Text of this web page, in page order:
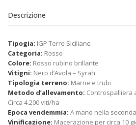
Descrizione
Tipogia: IGP Terre Siciliane
Categoria: Rosso
Colore: Rosso rubino brillante
Vitigni: Nero d’Avola – Syrah
Tipologia terreno: Marne e trubi
Metodo d’allevamento: Controspalliera
Circa 4.200 viti/ha
Epoca vendemmia: A mano nella
Vinificazione: Macerazione per circa 10